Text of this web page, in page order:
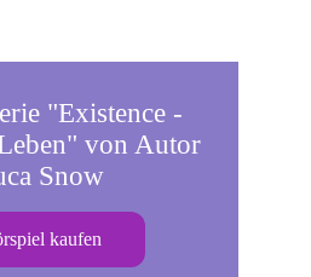
"Existence -
von Autor
Snow
kaufen